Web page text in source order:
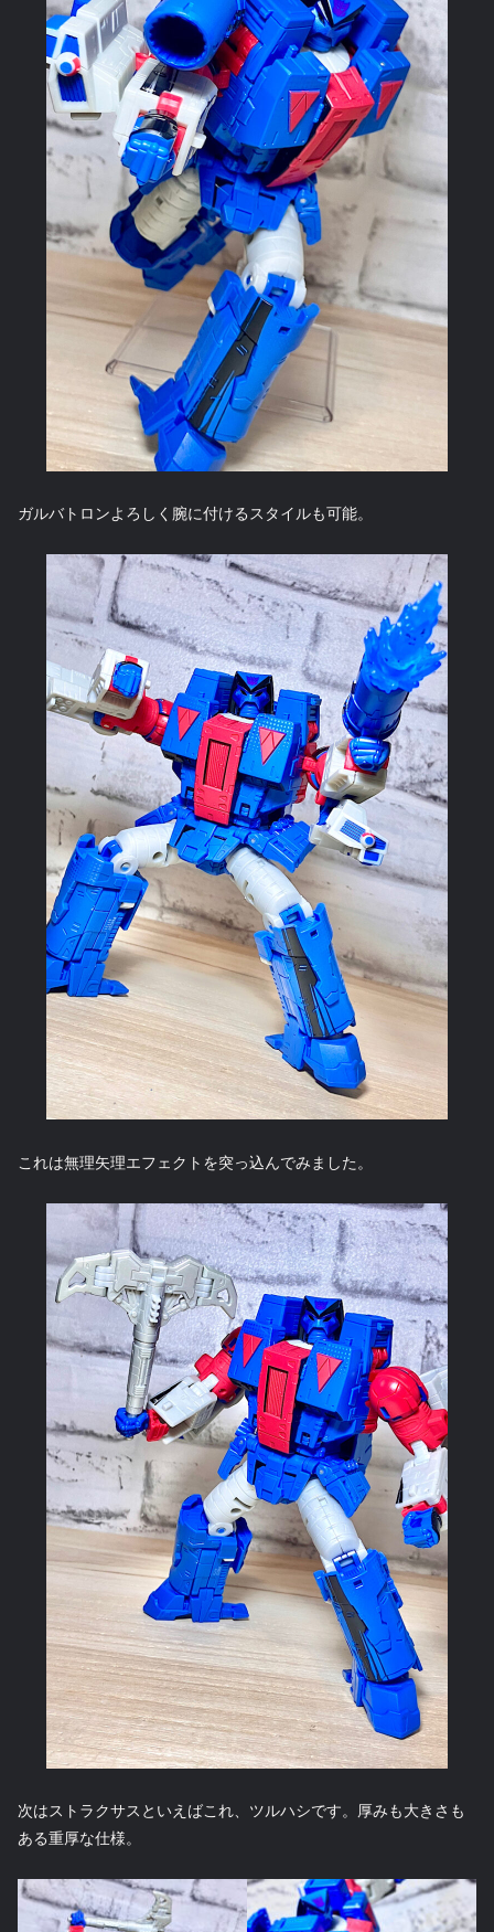
ガルバトロンよろしく腕に付けるスタイルも可能。
これは無理矢理エフェクトを突っ込んでみました。
次はストラクサスといえばこれ、ツルハシです。厚みも大きさも
ある重厚な仕様。